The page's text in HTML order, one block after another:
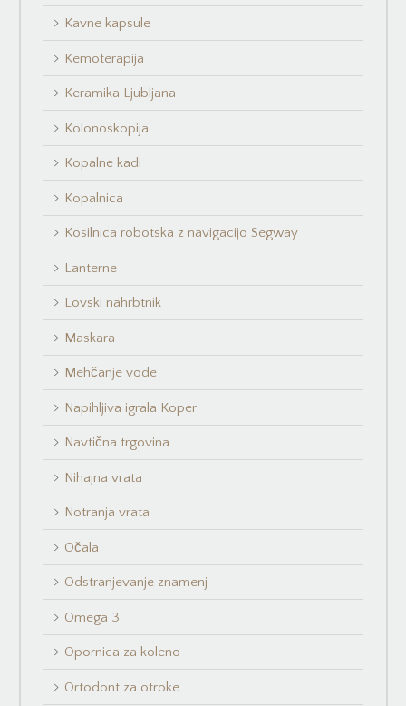
Kavne kapsule
Kemoterapija
Keramika Ljubljana
Kolonoskopija
Kopalne kadi
Kopalnica
Kosilnica robotska z navigacijo Segway
Lanterne
Lovski nahrbtnik
Maskara
Mehčanje vode
Napihljiva igrala Koper
Navtična trgovina
Nihajna vrata
Notranja vrata
Očala
Odstranjevanje znamenj
Omega 3
Opornica za koleno
Ortodont za otroke